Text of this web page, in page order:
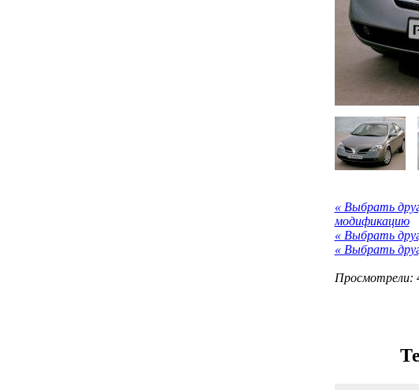
« Выбрать
модификацию
« Выбрать
« Выбрать
Просмотрели: